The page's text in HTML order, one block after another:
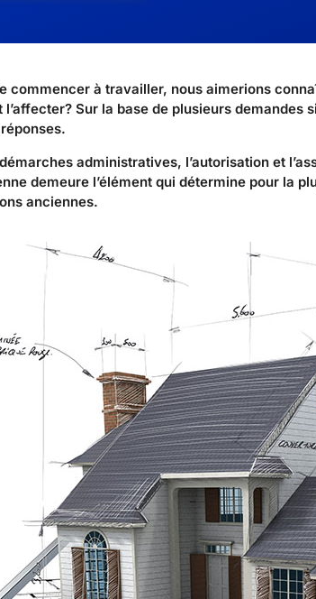
commencer à travailler, nous aimerions
Sur la base de plusieurs demandes
administratives, l’autorisation et
demeure l’élément qui détermine pour la
anciennes.